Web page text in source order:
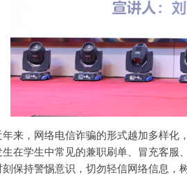
年来，网络电信诈骗的形式越加多样化
生在学生中常见的兼职刷单、冒充客服
刻保持警惕意识，切勿轻信网络信息，